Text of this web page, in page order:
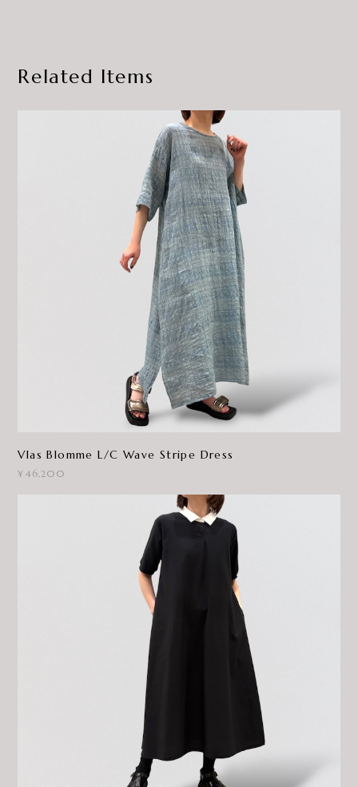
Related Items
Vlas Blomme L/C Wave Stripe Dress
¥46,200